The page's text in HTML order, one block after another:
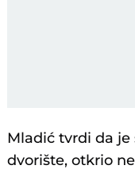
Mladić tvrdi da je
dvorište, otkrio